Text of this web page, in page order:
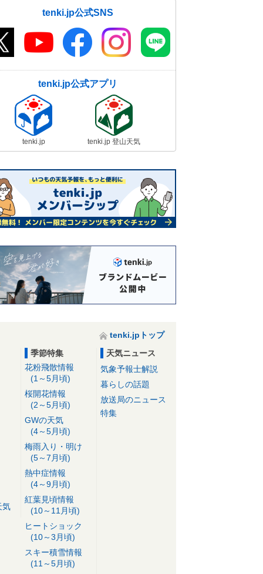
tenki.jp公式SNS
tenki.jp公式アプリ
tenki.jp tenki.jp 登山天気
tenki.jpトップ
気
季節特集
花粉飛散情報
(1～5月頃)
桜開花情報
(2～5月頃)
GWの天気
(4～5月頃)
梅雨入り・明け
(5～7月頃)
熱中症情報
(4～9月頃)
紅葉見頃情報
(10～11月頃)
ヒートショック
(10～3月頃)
スキー積雪情報
(11～5月頃)
天気ニュース
気象予報士解説
暮らしの話題
放送局のニュース
特集